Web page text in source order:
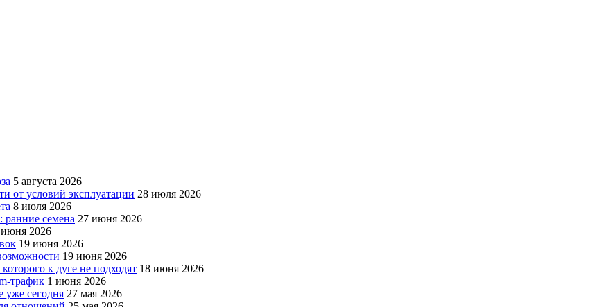
5 августа 2026
от условий эксплуатации 28 июля 2026
8 июля 2026
ранние семена 27 июня 2026
2026
19 июня 2026
19 июня 2026
к дуге не подходят 18 июня 2026
трафик 1 июня 2026
уже сегодня 27 мая 2026